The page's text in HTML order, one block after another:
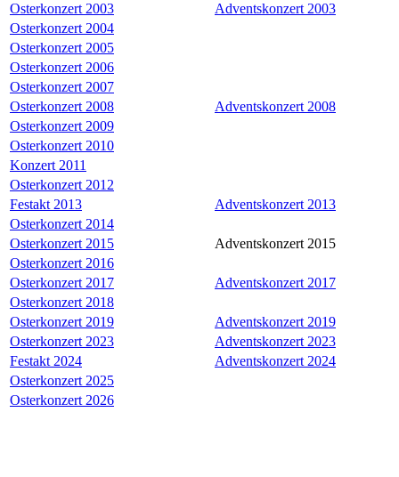
Osterkonzert 2003
Adventskonzert 2003
Osterkonzert 2004
Osterkonzert 2005
Osterkonzert 2006
Osterkonzert 2007
Osterkonzert 2008
Adventskonzert 2008
Osterkonzert 2009
Osterkonzert 2010
Konzert 2011
Osterkonzert 2012
Festakt 2013
Adventskonzert 2013
Osterkonzert 2014
Osterkonzert 2015
Adventskonzert 2015
Osterkonzert 2016
Osterkonzert 2017
Adventskonzert 2017
Osterkonzert 2018
Osterkonzert 2019
Adventskonzert 2019
Osterkonzert 2023
Adventskonzert 2023
Festakt 2024
Adventskonzert 2024
Osterkonzert 2025
Osterkonzert 2026